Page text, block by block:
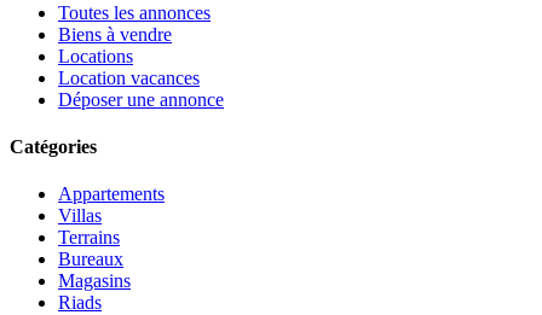
Toutes les annonces
Biens à vendre
Locations
Location vacances
Déposer une annonce
Catégories
Appartements
Villas
Terrains
Bureaux
Magasins
Riads